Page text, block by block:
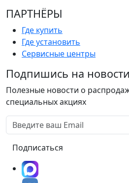
ПАРТНËРЫ
Где купить
Где установить
Сервисные центры
Подпишись на новости
Полезные новости о
специальных акциях
Подписаться